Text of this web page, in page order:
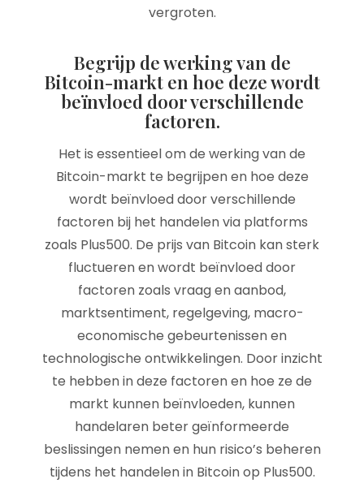
vergroten.
Begrijp de werking van de
Bitcoin-markt en hoe deze wordt
beïnvloed door verschillende
factoren.
Het is essentieel om de werking van de
Bitcoin-markt te begrijpen en hoe deze
wordt beïnvloed door verschillende
factoren bij het handelen via platforms
zoals Plus500. De prijs van Bitcoin kan sterk
fluctueren en wordt beïnvloed door
factoren zoals vraag en aanbod,
marktsentiment, regelgeving, macro-
economische gebeurtenissen en
technologische ontwikkelingen. Door inzicht
te hebben in deze factoren en hoe ze de
markt kunnen beïnvloeden, kunnen
handelaren beter geïnformeerde
beslissingen nemen en hun risico’s beheren
tijdens het handelen in Bitcoin op Plus500.